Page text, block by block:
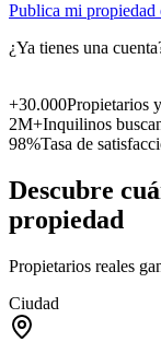
Publica mi propiedad
¿Ya tienes una
+30.000Propietarios
2M+Inquilinos
98%Tasa de
Descubre
propiedad
Propietarios reales
Ciudad